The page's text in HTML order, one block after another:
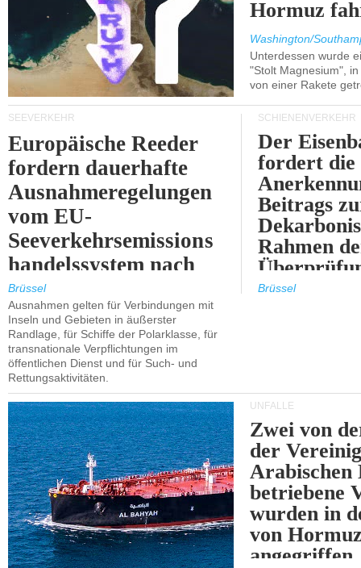
Hormuz
Washington/
Unterdessen wurde
"Stolt Magnesium",
von einer Rakete
SEEVERKEHR
Europäische Reeder
fordern dauerhafte
Ausnahmeregelungen
vom EU-
Seeverkehrsemissions
handelssystem nach
2030.
Brüssel
Ausnahmen gelten für Verbindungen mit
Inseln und Gebieten in äußerster
Randlage, für Schiffe der Polarklasse, für
transnationale Verpflichtungen im
öffentlichen Dienst und für Such- und
Rettungsaktivitäten.
SCHIENENVERKEHR
Der
fordert die
Beitrags
Rahmen
ETS.
Brüssel
UNFÄLLE
Zwei von
der
Arabischen
betriebene
wurden in
von
angegriffen.